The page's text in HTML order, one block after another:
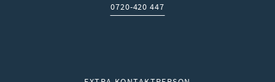
Telefon:
0720-420 447